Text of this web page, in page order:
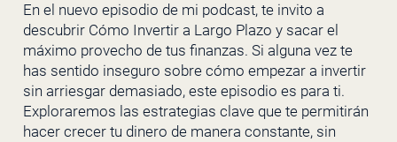
En el nuevo episodio de mi podcast, te invito a
descubrir Cómo Invertir a Largo Plazo y sacar el
máximo provecho de tus finanzas. Si alguna vez te
has sentido inseguro sobre cómo empezar a invertir
sin arriesgar demasiado, este episodio es para ti.
Exploraremos las estrategias clave que te permitirán
hacer crecer tu dinero de manera constante, sin